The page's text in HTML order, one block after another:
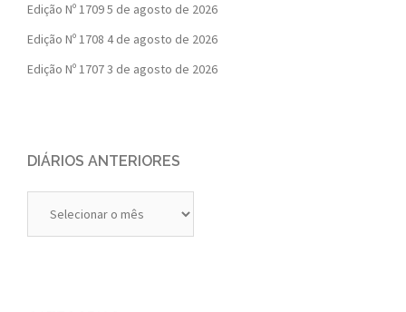
Edição Nº 17095 de agosto de 2026
Edição Nº 1708 4 de agosto de 2026
Edição Nº 17073 de agosto de 2026
DIÁRIOS ANTERIORES
Anteriores